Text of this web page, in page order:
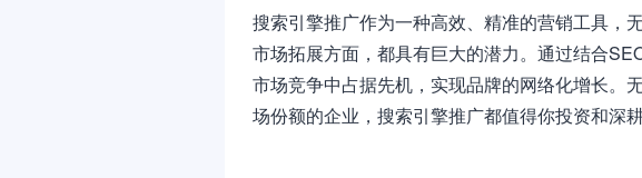
搜索引擎推广作为一种高效、精准的营销工具，
市场拓展方面，都具有巨大的潜力。通过结合
市场竞争中占据先机，实现品牌的网络化增长。
场份额的企业，搜索引擎推广都值得你投资和深耕